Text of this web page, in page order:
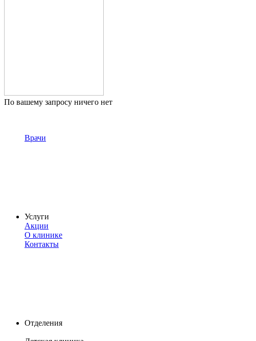
По вашему запросу ничего нет
Врачи
Услуги
Акции
О клинике
Контакты
Отделения